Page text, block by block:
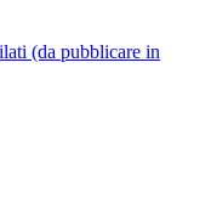
(da pubblicare in